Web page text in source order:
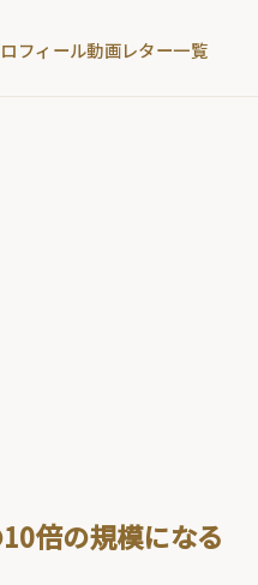
フィール動画レター一覧
倍の規模になる